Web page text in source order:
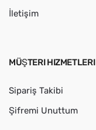
İletişim
MÜŞTERI HIZMETLERI
Sipariş Takibi
Şifremi Unuttum